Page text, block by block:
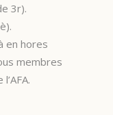
3r).
en hores
membres